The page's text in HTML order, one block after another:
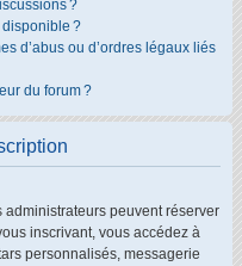
?
disponible ?
d’abus ou d’ordres légaux liés
du forum ?
administrateurs peuvent réserver
inscrivant, vous accédez à
personnalisés, messagerie